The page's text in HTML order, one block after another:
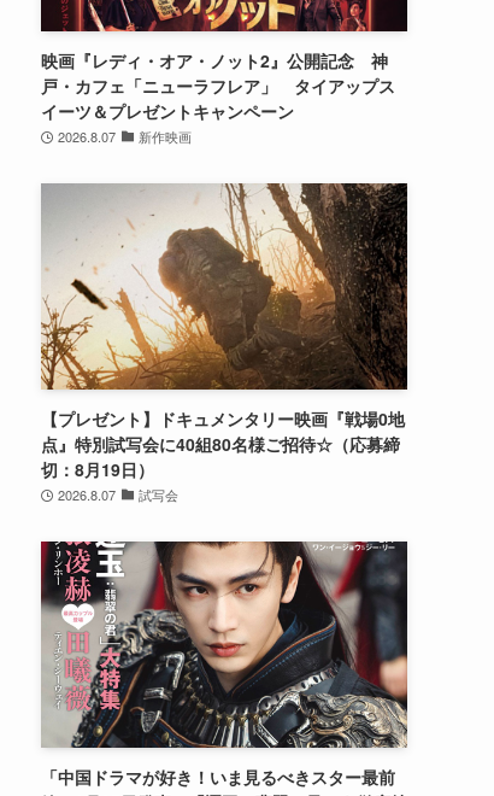
映画『レディ・オア・ノット2』公開記念 神
戸・カフェ「ニューラフレア」 タイアップス
イーツ＆プレゼントキャンペーン
2026.8.07 新作映画
【プレゼント】ドキュメンタリー映画『戦場0地
点』特別試写会に40組80名様ご招待☆（応募締
切：8月19日）
2026.8.07 試写会
「中国ドラマが好き！いま見るべきスター最前